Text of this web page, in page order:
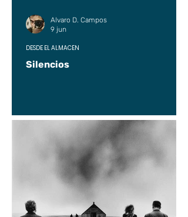
Silencios
DESDE EL ALMACÉN
Alvaro D. Campos
9 jun